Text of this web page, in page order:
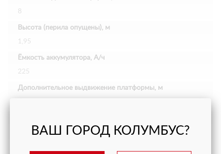
8
Высота (перила опущены), м
1,95
Ёмкость аккумулятора, А/ч
225
Дополнительное выдвижение платформы, м
ВАШ ГОРОД КОЛУМБУС?